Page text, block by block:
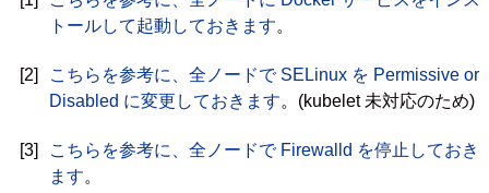
トールして起動しておきます。
[2]
こちらを参考に、全ノードで SELinux を Permissive or
Disabled に変更しておきます。(kubelet 未対応のため)
[3]
こちらを参考に、全ノードで Firewalld を停止しておき
ます。